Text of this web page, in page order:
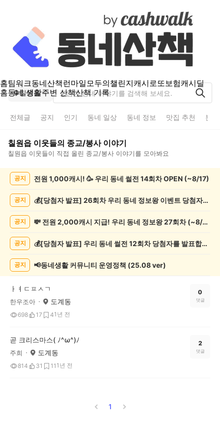
홈팀워크동네산책런마일모두의챌린지캐시로또보험캐시딜
홈동네 생활주변 산책산책 기록
칠원읍
전체글 공지 인기 동네 일상 동네 정보 맛집 추천 분
칠원읍 이웃들의 종교/봉사이야기
칠원읍 이웃들이 직접 올린 종교/봉사 이야기를 모아봐요
록
공지 전원 1,000캐시! 🥳 우리 동네 썰전 14회차 OPEN (~8/17)
공지 💰[당첨자 발표] 26회차 우리 동네 정보왕 이벤트 당첨자를 발표합니다!
공지 💸 전원 2,000캐시 지급! 우리 동네 정보왕 27회차 (~8/10)
공지 💰[당첨자 발표] 우리 동네 썰전 12회차 당첨자를 발표합니다!
공지 📢동네생활 커뮤니티 운영정책 (25.08 ver)
ㅏㅕㄷㅍㅅㄱ
한우조아 도계동
698 17 41년 전
0
댓글
곧 크리스마스( ﾉ^ω^)ﾉ
주희 도계동
814 31 11 1년 전
2
댓글
1